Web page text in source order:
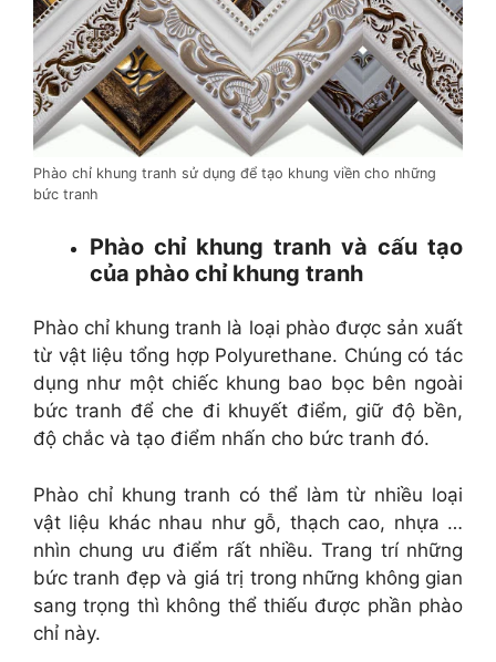
Phào chỉ khung tranh sử dụng để tạo khung viền cho những
bức tranh
Phào chỉ khung tranh và cấu tạo
của phào chỉ khung tranh
Phào chỉ khung tranh là loại phào được sản xuất
từ vật liệu tổng hợp Polyurethane. Chúng có tác
dụng như một chiếc khung bao bọc bên ngoài
bức tranh để che đi khuyết điểm, giữ độ bền,
độ chắc và tạo điểm nhấn cho bức tranh đó.
Phào chỉ khung tranh có thể làm từ nhiều loại
vật liệu khác nhau như gỗ, thạch cao, nhựa …
nhìn chung ưu điểm rất nhiều. Trang trí những
bức tranh đẹp và giá trị trong những không gian
sang trọng thì không thể thiếu được phần phào
chỉ này.